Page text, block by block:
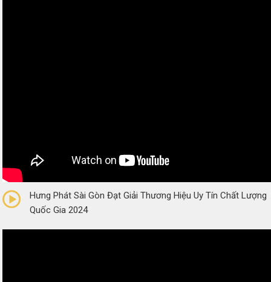
(0 Reviews)
Hưng Phát Sài Gòn Đạt Giải Thương Hiệu Uy Tín Chất Lượng
Quốc Gia 2024